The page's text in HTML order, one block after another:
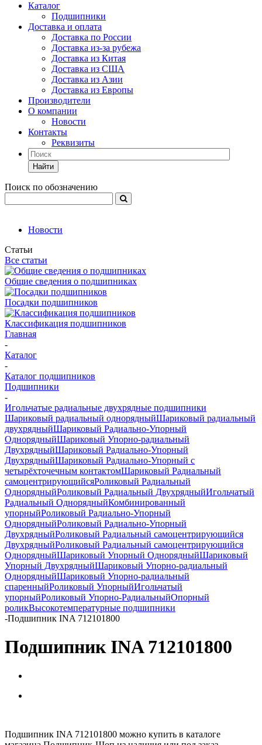
Каталог
Подшипники
Доставка и оплата
Доставка по России
Доставка из-за рубежа
Доставка из Китая
Доставка из США
Доставка из Азии
Доставка из Европы
Производители
О компании
Новости
Контакты
Реквизиты
Найти
Поиск по обозначению
Новости
Статьи
Все статьи
Общие сведения о подшипниках
Посадки подшипников
Классификация подшипников
Главная
-
Каталог
-
Каталог подшипников
Подшипники
-
Игольчатые радиальные двухрядные подшипники
Шариковый радиальный однорядныйШариковый радиальный
двухрядныйШариковый Радиально-Упорный
ОднорядныйШариковый Упорно-радиальный
ДвухрядныйШариковый Радиально-Упорный
ДвухрядныйШариковый Радиально-Упорный с
четырёхточечным контактомШариковый Радиальный
самоцентрирующийсяРоликовый Радиальный
ОднорядныйРоликовый Радиальный ДвухрядныйИгольчатый
Радиальный ОднорядныйКомбинированный
упорныйРоликовый Радиально-Упорный
ОднорядныйРоликовый Радиально-Упорный
ДвухрядныйРоликовый Радиальный самоцентрирующийся
ДвухрядныйРоликовый Радиальный самоцентрирующийся
ОднорядныйШариковый Упорный ОднорядныйШариковый
Упорный ДвухрядныйШариковый Упорно-радиальный
ОднорядныйШариковый Упорно-радиальный
спаренныйРоликовый УпорныйИгольчатый
упорныйРоликовый Упорно-РадиальныйОпорный
роликВысокотемпературные подшипники
-Подшипник INA 712101800
Подшипник INA 712101800
Подшипник INA 712101800 можно купить в каталоге